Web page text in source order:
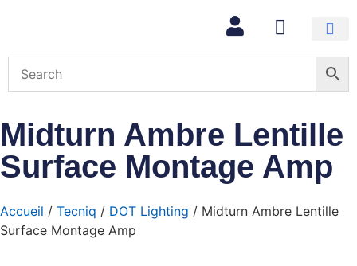
Midturn Ambre Lentille
Surface Montage Amp
Accueil / Tecniq / DOT Lighting / Midturn Ambre Lentille
Surface Montage Amp